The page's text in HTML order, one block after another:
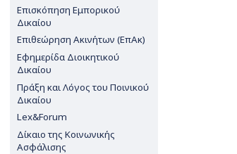
Επισκόπηση Εμπορικού
Δικαίου
Επιθεώρηση Ακινήτων (ΕπΑκ)
Εφημερίδα Διοικητικού
Δικαίου
Πράξη και Λόγος του Ποινικού
Δικαίου
Lex&Forum
Δίκαιο της Κοινωνικής
Ασφάλισης